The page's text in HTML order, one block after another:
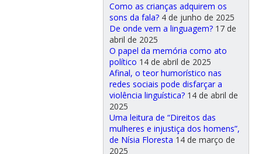
Como as crianças adquirem os
sons da fala? 4 de junho de 2025
De onde vem a linguagem? 17 de
abril de 2025
O papel da memória como ato
político 14 de abril de 2025
Afinal, o teor humorístico nas
redes sociais pode disfarçar a
violência linguística? 14 de abril de
2025
Uma leitura de “Direitos das
mulheres e injustiça dos homens”,
de Nísia Floresta 14 de março de
2025